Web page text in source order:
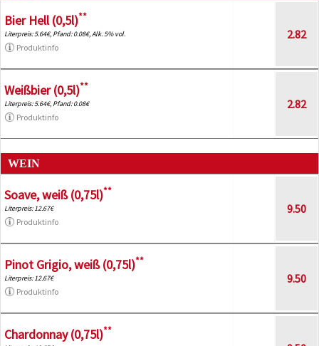
Bier Hell (0,5l)**
Literpreis: 5.64€, Pfand: 0.08€, Alk. 5% vol.
Produktinfo
2.82
Weißbier (0,5l)**
Literpreis: 5.64€, Pfand: 0.08€
Produktinfo
2.82
WEIN
Soave, weiß (0,75l)**
Literpreis: 12.67€
Produktinfo
9.50
Pinot Grigio, weiß (0,75l)**
Literpreis: 12.67€
Produktinfo
9.50
Chardonnay (0,75l)**